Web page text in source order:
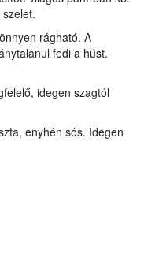
rágható. A
fedi a húst.
idegen szagtól
enyhén sós. Idegen